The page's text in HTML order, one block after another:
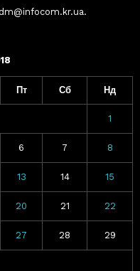
Пт Сб Нд
1
6 7 8
13 14 15
20 21 22
27 28 29